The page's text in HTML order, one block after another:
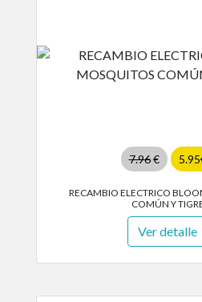
7.96€
RECAMBIO ELECTRICO
COMÚN Y
Ver detalle